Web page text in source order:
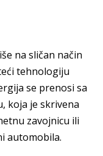
na sličan način
tehnologiju
se prenosi sa
koja je skrivena
zavojnicu ili
automobila.